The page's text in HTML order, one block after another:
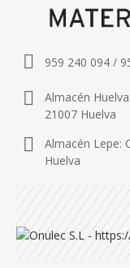
959 240 094 /
Almacén
21007 Huelva
Almacén Lepe:
Huelva